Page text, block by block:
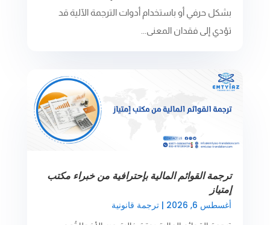
بشكل حرفي أو باستخدام أدوات الترجمة الآلية قد
تؤدي إلى فقدان المعنى...
ترجمة القوائم المالية بإحترافية من خبراء مكتب
إمتياز
أغسطس 6, 2026 | ترجمة قانونية